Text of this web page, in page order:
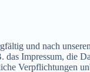
und nach
Impressum, die
Verpflichtungen